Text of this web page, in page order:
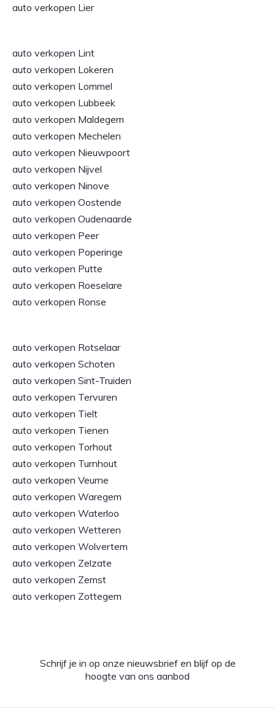
auto verkopen Lier
auto verkopen Lint
auto verkopen Lokeren
auto verkopen Lommel
auto verkopen Lubbeek
auto verkopen Maldegem
auto verkopen Mechelen
auto verkopen Nieuwpoort
auto verkopen Nijvel
auto verkopen Ninove
auto verkopen Oostende
auto verkopen Oudenaarde
auto verkopen Peer
auto verkopen Poperinge
auto verkopen Putte
auto verkopen Roeselare
auto verkopen Ronse
auto verkopen Rotselaar
auto verkopen Schoten
auto verkopen Sint-Truiden
auto verkopen Tervuren
auto verkopen Tielt
auto verkopen Tienen
auto verkopen Torhout
auto verkopen Turnhout
auto verkopen Veurne
auto verkopen Waregem
auto verkopen Waterloo
auto verkopen Wetteren
auto verkopen Wolvertem
auto verkopen Zelzate
auto verkopen Zemst
auto verkopen Zottegem
Schrijf je in op onze nieuwsbrief en blijf op de
hoogte van ons aanbod